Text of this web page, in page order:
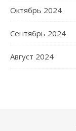
Октябрь 2024
Сентябрь 2024
Август 2024